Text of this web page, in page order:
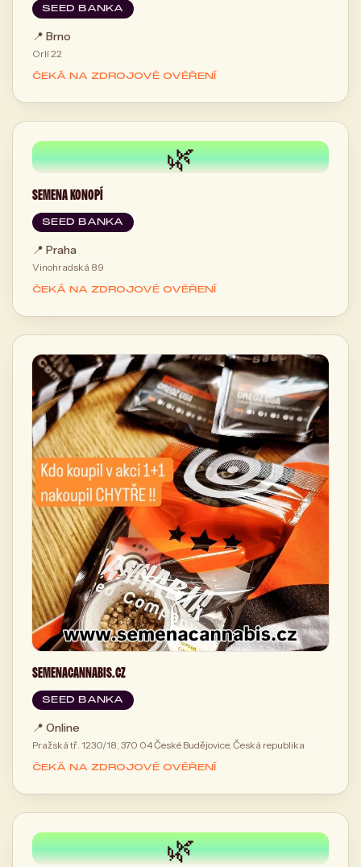
SEED BANKA
📍 Brno
Orlí 22
ČEKÁ NA ZDROJOVÉ OVĚŘENÍ
🌿
SEMENA KONOPÍ
SEED BANKA
📍 Praha
Vinohradská 89
ČEKÁ NA ZDROJOVÉ OVĚŘENÍ
SEMENACANNABIS.CZ
SEED BANKA
📍 Online
Pražská tř. 1230/18, 370 04 České Budějovice, Česká republika
ČEKÁ NA ZDROJOVÉ OVĚŘENÍ
🌿